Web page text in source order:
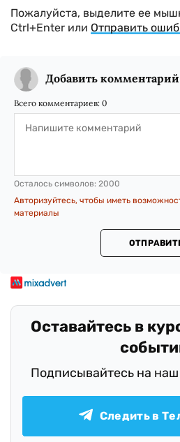
Пожалуйста, выделите ее
Ctrl+Enter или Отправить
Добавить комментарий
Всего комментариев: 0
Осталось символов: 2000
Авторизуйтесь, чтобы иметь
материалы
Оставайтесь в
Подписывайтесь на наш
Следить в